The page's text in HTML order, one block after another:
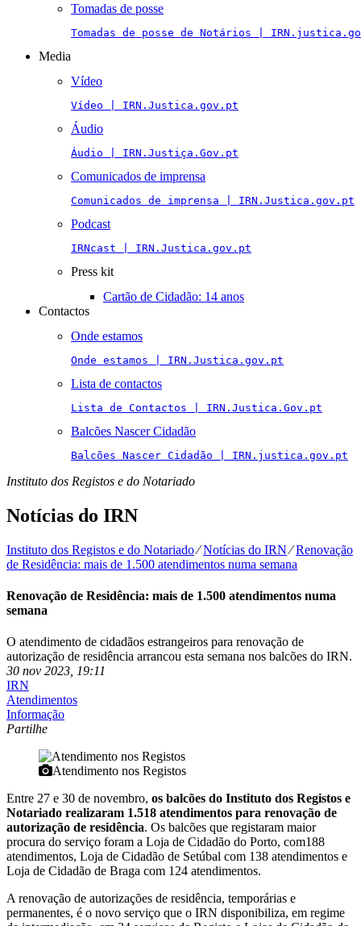
Tomadas de posse
Tomadas de posse de Notários |
Media
Vídeo
Vídeo | IRN.Justica.gov.pt
Áudio
Áudio | IRN.Justiça.Gov.pt
Comunicados de imprensa
Comunicados de imprensa | IRN.Justica.gov.pt
Podcast
IRNcast | IRN.Justica.gov.pt
Press kit
Cartão de Cidadão: 14 anos
Contactos
Onde estamos
Onde estamos | IRN.Justica.gov.pt
Lista de contactos
Lista de Contactos | IRN.Justica.Gov.pt
Balcões Nascer Cidadão
Balcões Nascer Cidadão | IRN.justica.gov.pt
Instituto dos Registos e do Notariado
Notícias do IRN
Instituto dos Registos e do Notariado⁄Notícias do IRN⁄Renovação
de Residência: mais de 1.500 atendimentos numa semana
Renovação de Residência: mais de 1.500 atendimentos numa
semana
O atendimento de cidadãos estrangeiros para renovação de
autorização de residência arrancou esta semana nos balcões do IRN.
30 nov 2023, 19:11
IRN
Atendimentos
Informação
Partilhe
Atendimento nos Registos
Entre 27 e 30 de novembro, os balcões do Instituto dos Registos e
Notariado realizaram 1.518 atendimentos para renovação de
autorização de residência. Os balcões que registaram maior
procura do serviço foram a Loja de Cidadão do Porto, com188
atendimentos, Loja de Cidadão de Setúbal com 138 atendimentos e
Loja de Cidadão de Braga com 124 atendimentos.
A renovação de autorizações de residência, temporárias e
permanentes, é o novo serviço que o IRN disponibiliza, em regime